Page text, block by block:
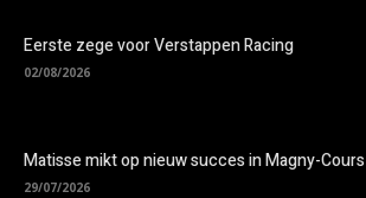
Eerste zege voor Verstappen Racing
02/08/2026
Matisse mikt op nieuw succes in Magny-Cours
29/07/2026